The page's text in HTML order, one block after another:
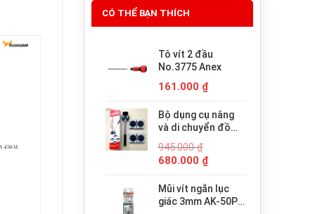
CÓ THỂ BẠN THÍCH
Tô vít 2 đầu
No.3775 Anex
161.000 ₫
Bộ dụng cụ nâng
và di chuyển đồ
minh PICUS LP-
200N
945.000₫
Giá
là:
945.000 ₫.
680.000 ₫Giá
tại
là:
Mũi vít ngắn lục
giác 3mm AK-50P-